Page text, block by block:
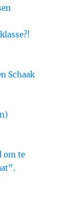
Schaak
om te